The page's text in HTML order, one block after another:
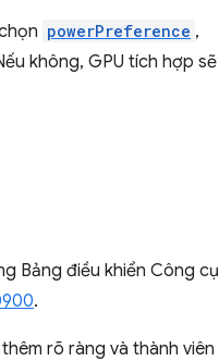
powerPreference ,
không, GPU tích hợp sẽ
Bảng điều khiển Công cụ
.
rõ ràng và thành viên